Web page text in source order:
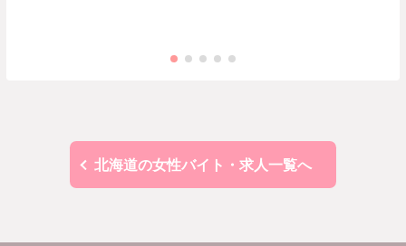
北海道の女性バイト・求人一覧へ